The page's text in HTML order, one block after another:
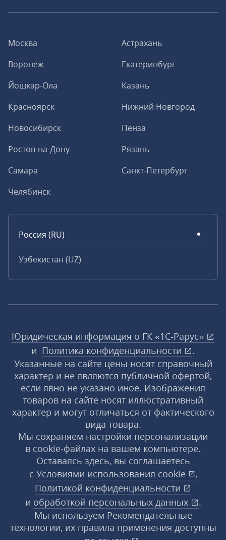
Москва
Астрахань
Воронеж
Екатеринбург
Йошкар-Ола
Казань
Красноярск
Нижний Новгород
Новосибирск
Пенза
Ростов-на-Дону
Рязань
Самара
Санкт-Петербург
Челябинск
Россия (RU)
Узбекистан (UZ)
Юридическая информация о ГК «1С‑Рарус»
и Политика конфиденциальности
.
Указанные на сайте цены носят справочный
характер и не являются публичной офертой,
если явно не указано иное. Изображения
товаров на сайте носят иллюстративный
характер и могут отличаться от фактического
вида товара.
Мы сохраняем настройки персонализации
в cookie‑файлах на вашем компьютере.
Оставаясь здесь, вы соглашаетесь
с Условиями использования cookie
,
Политикой конфиденциальности
и обработкой персональных данных
.
Мы используем Рекомендательные
технологии, их правила применения доступны